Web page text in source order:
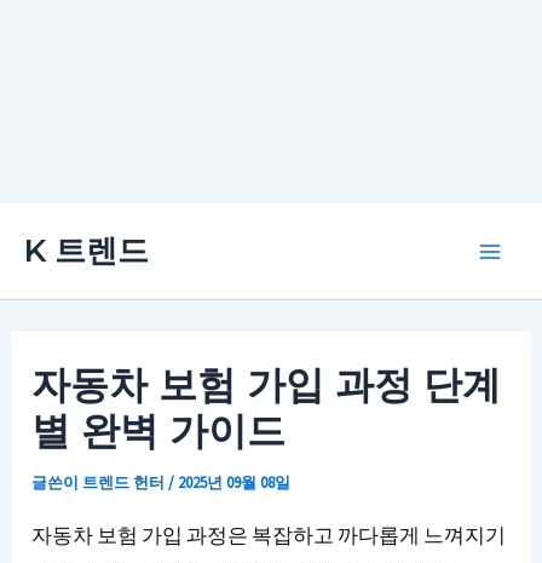
K 트렌드
자동차 보험 가입 과정 단계
별 완벽 가이드
글쓴이 트렌드 헌터/ 2025년 09월 08일
자동차 보험 가입 과정은 복잡하고 까다롭게 느껴지기